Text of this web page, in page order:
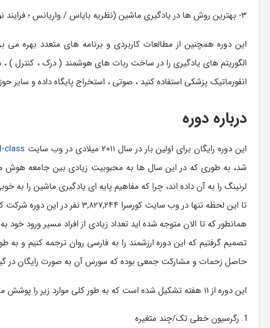
۳- بهترین روش ها در یادگیری ماشین (نظریه بایاس / واریانس ؛ فرایند نوآوری در یادگیری ماشین و هوش مصنوعی )
این دوره همچنین از مطالعات کاربردی و برنامه های متعدد بهره
الگوریتم های یادگیری را در ساخت ربات های هوشمند ( درک ، کنترل
انفورماتیک پزشکی استفاده کنید ، صوتی ، استخراج پایگاه داده و سایر
درباره دوره
این دوره رایگان برای اولین بار در سال ۲۰۱۱ میلادی در وب سایت class
شد، به طوری که در این سال ها به محبوبیت زیادی بین جامعه
لرنینگ را به آن داده اند، چرا که مفاهیم پایه ای یادگیری ماشین را به
تا این لحظه تنها در وب سایت کورسرا ۳,۸۲۷,۲۴۴ نفر در این دوره شرکت کرده اند!
همانطور که تا الان متوجه شده اید تعداد زیادی از افراد مسیر ورود
تصمیم گرفتیم که این دوره ارزشمند را به فارسی روان ترجمه کنیم و به
حاصل زحمات و مشارکت جمعی بوده که سورس آن به صورت رایگان در
این دوره از ۱۱ هفته تشکیل شده است که به طور کلی موارد زیر را پوشش می‌دهد:
رگرسیون خطی تک/چند متغیره